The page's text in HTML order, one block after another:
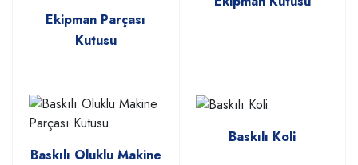
Ekipman Parçası
Kutusu
Baskılı Oluklu Makine
Baskılı Koli